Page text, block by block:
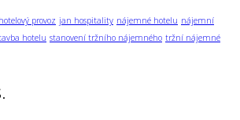
hotelový provoz jan hospitality nájemné hotelu nájemní
hotelu stanovení tržního nájemného tržní nájemné